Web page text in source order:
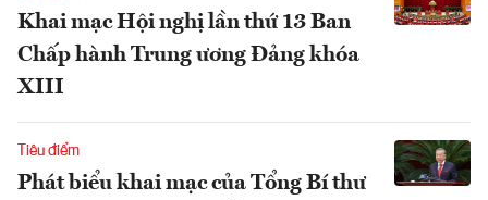
Khai mạc Hội nghị lần thứ 13 Ban
Chấp hành Trung ương Đảng khóa
XIII
Tiêu điểm
Phát biểu khai mạc của Tổng Bí thư